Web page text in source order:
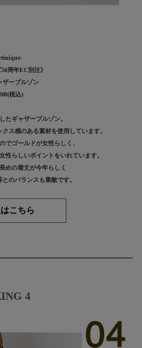
周年EC別注》
ザーブルゾン
税込)
たギャザーブルゾン。
ス感のある素材を使用しています。
でゴールドが女性らしく、
性らしいポイントをいれています。
めの着丈が今年らしく
のバランスも素敵です。
こちら
4